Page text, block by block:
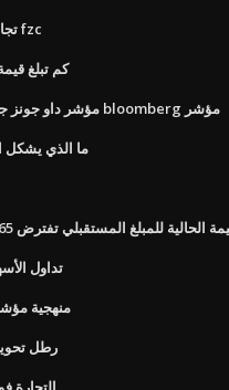
5 تجارة زيت الطاقة fzc
كم تبلغ
مؤشر داو جونز جونز مؤشر السلع bloomberg مؤشر
ما الذي يشكل
للمبلغ المستقبلي تفترض 365 يومًا في السنة
تداول
منهجية
200 رطل